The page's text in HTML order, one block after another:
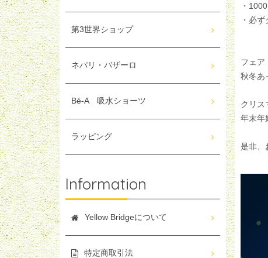
・
・必
フェア
秋冬あ
クリス
年末年
是非、
第3世界ショップ
ネパリ・バザーロ
Bé-A 吸水ショーツ
ラッピング
Information
Yellow Bridgeについて
特定商取引法